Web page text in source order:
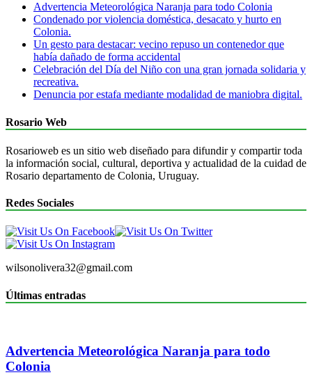
Advertencia Meteorológica Naranja para todo Colonia
Condenado por violencia doméstica, desacato y hurto en
Colonia.
Un gesto para destacar: vecino repuso un contenedor que
había dañado de forma accidental
Celebración del Día del Niño con una gran jornada solidaria y
recreativa.
Denuncia por estafa mediante modalidad de maniobra digital.
Rosario Web
Rosarioweb es un sitio web diseñado para difundir y compartir toda
la información social, cultural, deportiva y actualidad de la cuidad de
Rosario departamento de Colonia, Uruguay.
Redes Sociales
wilsonolivera32@gmail.com
Últimas entradas
Advertencia Meteorológica Naranja para todo
Colonia